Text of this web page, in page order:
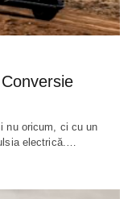
nu oricum, ci cu un
electrică.…